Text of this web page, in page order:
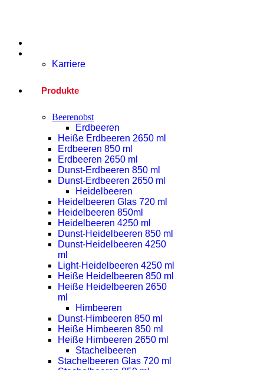
Karriere
Produkte
Beerenobst
Erdbeeren
Heiße Erdbeeren 2650 ml
Erdbeeren 850 ml
Erdbeeren 2650 ml
Dunst-Erdbeeren 850 ml
Dunst-Erdbeeren 2650 ml
Heidelbeeren
Heidelbeeren Glas 720 ml
Heidelbeeren 850ml
Heidelbeeren 4250 ml
Dunst-Heidelbeeren 850 ml
Dunst-Heidelbeeren 4250
ml
Light-Heidelbeeren 4250 ml
Heiße Heidelbeeren 850 ml
Heiße Heidelbeeren 2650
ml
Himbeeren
Dunst-Himbeeren 850 ml
Heiße Himbeeren 850 ml
Heiße Himbeeren 2650 ml
Stachelbeeren
Stachelbeeren Glas 720 ml